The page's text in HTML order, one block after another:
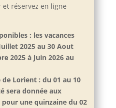
réservez en ligne
: les vacances
2025 au 30 Aout
2025 à Juin 2026 au
Lorient : du 01 au 10
sera donnée aux
une quinzaine du 02